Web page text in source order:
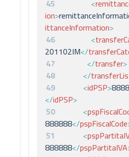
45
<
ion>
ittanceInformation>
46
<
201102IM</
47
</transfer>
48
</
49
<idPSP>
</idPSP>
50
<
888888</pspFiscalCode
51
<
888888</pspPartitaIVA